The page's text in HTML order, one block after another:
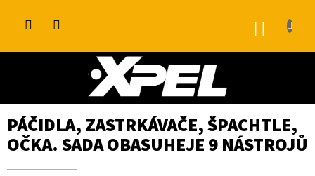
PÁČIDLA, ZASTRKÁVAČE, ŠPACHTLE,
OČKA. SADA OBASUHEJE 9 NÁSTROJŮ